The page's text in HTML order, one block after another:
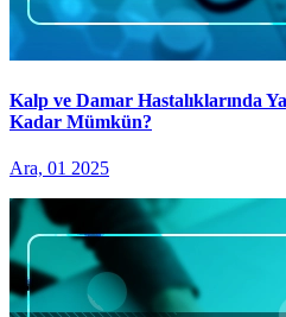
Kalp ve Damar Hastalıklarında
Kadar Mümkün?
Ara, 01 2025